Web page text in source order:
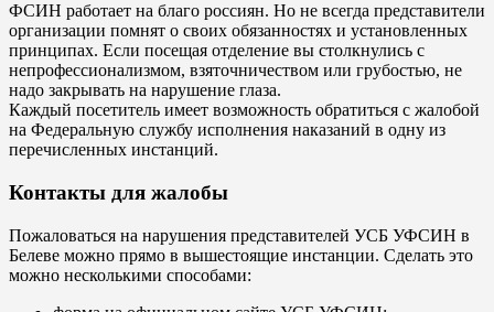
ФСИН работает на благо россиян. Но не всегда представители
организации помнят о своих обязанностях и установленных
принципах. Если посещая отделение вы столкнулись с
непрофессионализмом, взяточничеством или грубостью, не
надо закрывать на нарушение глаза.
Каждый посетитель имеет возможность обратиться с жалобой
на Федеральную службу исполнения наказаний в одну из
перечисленных инстанций.
Контакты для жалобы
Пожаловаться на нарушения представителей УСБ УФСИН в
Белеве можно прямо в вышестоящие инстанции. Сделать это
можно несколькими способами: